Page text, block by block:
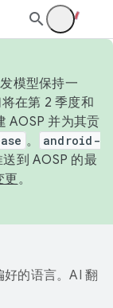
模型保持一
在第 2 季度和
AOSP 并为其贡
。
android-
到 AOSP 的最
更。
的语言。AI 翻